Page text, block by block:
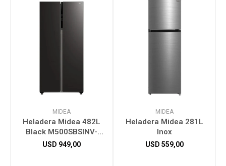
MIDEA
Heladera Midea 482L
Black M500SBSINV-
MDRS619FGR28
USD 949,00
MIDEA
Heladera Midea 281L
Inox
USD 559,00